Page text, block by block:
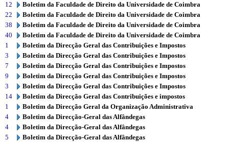
12
Boletim da Faculdade de Direito da Universidade de Coimbra
22
Boletim da Faculdade de Direito da Universidade de Coimbra
38
Boletim da Faculdade de Direito da Universidade de Coimbra
40
Boletim da Faculdade de Direito da Universidade de Coimbra
1
Boletim da Direcção Geral das Contribuições e Impostos
3
Boletim da Direcção Geral das Contribuições e Impostos
7
Boletim da Direcção Geral das Contribuições e Impostos
9
Boletim da Direcção Geral das Contribuições e Impostos
3
Boletim da Direcção Geral das Contribuições e Impostos
14
Boletim da Direcção Geral das Contribuições e impostos
1
Boletim da Direcção Geral da Organização Administrativa
4
Boletim da Direcção-Geral das Alfândegas
4
Boletim da Direcção-Geral das Alfândegas
5
Boletim da Direcção-Geral das Alfândegas